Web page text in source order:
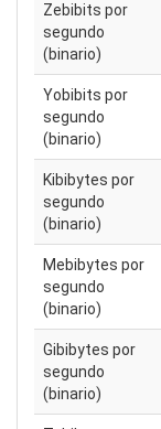
Zebibits por
segundo
(binario)
Yobibits por
segundo
(binario)
Kibibytes por
segundo
(binario)
Mebibytes por
segundo
(binario)
Gibibytes por
segundo
(binario)